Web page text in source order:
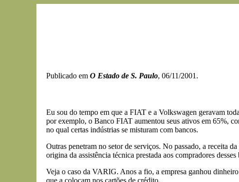
Publicado em O Estado de S. Paulo, 06/11/2001.
Eu sou do tempo em que a FIAT e a Volkswagen geravam
por exemplo, o Banco FIAT aumentou seus ativos em 65%,
no qual certas indústrias se misturam com bancos.
Outras penetram no setor de serviços. No passado, a receita
origina da assistência técnica prestada aos compradores desses
Veja o caso da VARIG. Anos a fio, a empresa ganhou
que a colocam nos cartões de crédito.